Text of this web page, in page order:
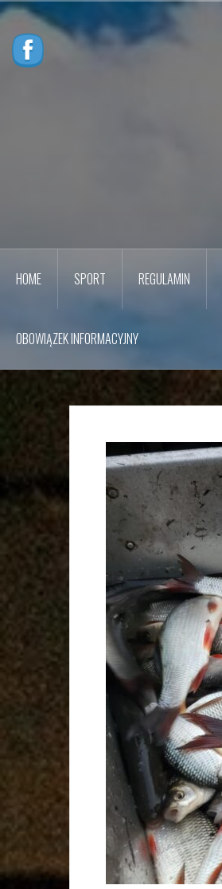
Przejdź
treści
HOME SPORT REGULAMIN
OBOWIĄZEK INFORMACYJNY